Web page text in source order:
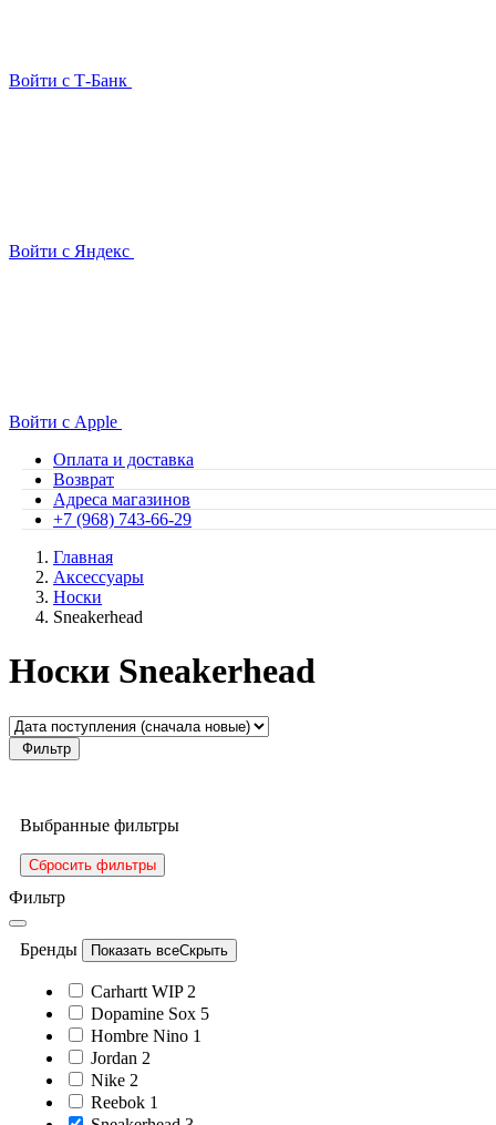
Войти с Т-Банк
Войти с Яндекс
Войти с Apple
Оплата и доставка
Возврат
Адреса магазинов
+7 (968) 743-66-29
Главная
Аксессуары
Носки
Sneakerhead
Носки Sneakerhead
Фильтр
Выбранные фильтры
Сбросить фильтры
Фильтр
Бренды Показать всеСкрыть
Carhartt WIP 2
Dopamine Sox 5
Hombre Nino 1
Jordan 2
Nike 2
Reebok 1